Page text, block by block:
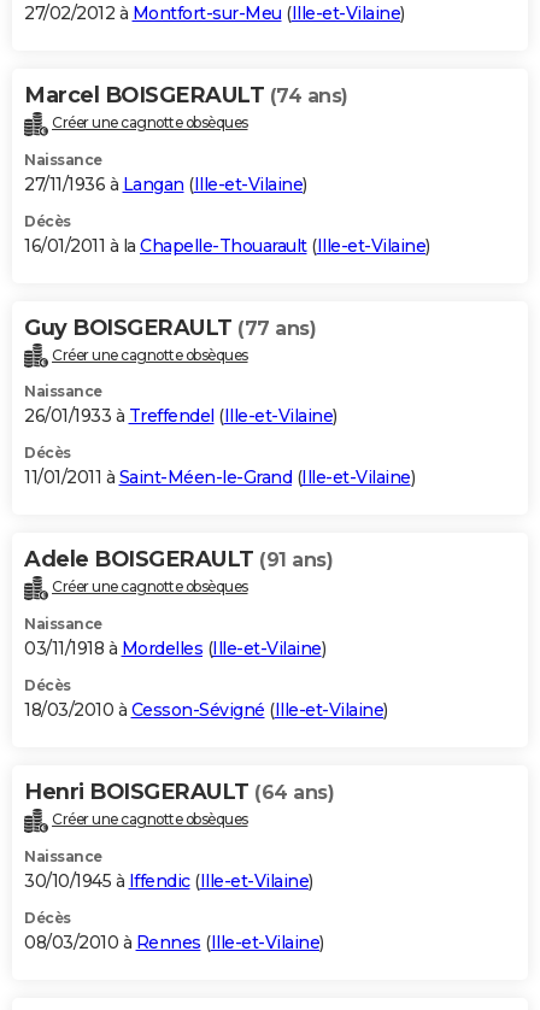
27/02/2012 à Montfort-sur-Meu (Ille-et-Vilaine)
Marcel BOISGERAULT (74 ans)
Créer une cagnotte obsèques
Naissance
27/11/1936 à Langan (Ille-et-Vilaine)
Décès
16/01/2011 à la Chapelle-Thouarault(Ille-et-Vilaine)
Guy BOISGERAULT (77 ans)
Créer une cagnotte obsèques
Naissance
26/01/1933 à Treffendel (Ille-et-Vilaine)
Décès
11/01/2011 à Saint-Méen-le-Grand (Ille-et-Vilaine)
Adele BOISGERAULT (91 ans)
Créer une cagnotte obsèques
Naissance
03/11/1918 à Mordelles (Ille-et-Vilaine)
Décès
18/03/2010 à Cesson-Sévigné (Ille-et-Vilaine)
Henri BOISGERAULT (64 ans)
Créer une cagnotte obsèques
Naissance
30/10/1945 à Iffendic(Ille-et-Vilaine)
Décès
08/03/2010 à Rennes (Ille-et-Vilaine)